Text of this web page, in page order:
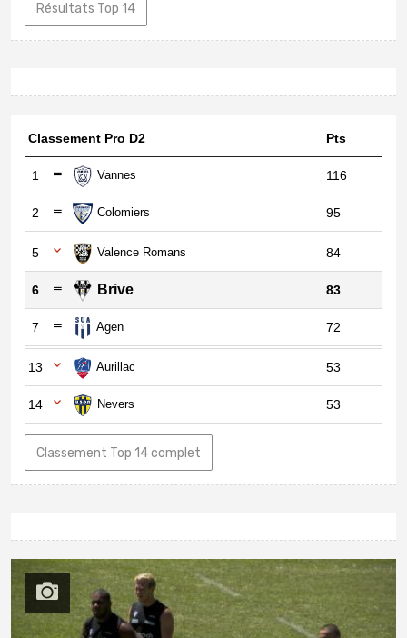
Résultats Top 14
Classement Pro D2 Pts
1 Vannes 116
2 Colomiers 95
5 Valence Romans 84
6 Brive 83
7 Agen 72
13 Aurillac 53
14 Nevers 53
Classement Top 14 complet